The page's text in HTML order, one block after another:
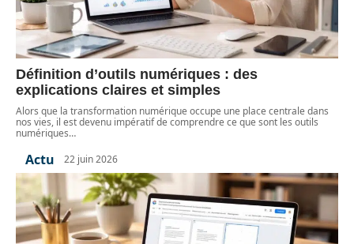
Définition d’outils numériques : des
explications claires et simples
Alors que la transformation numérique occupe une place centrale dans
nos vies, il est devenu impératif de comprendre ce que sont les outils
numériques…
Actu 22 juin 2026